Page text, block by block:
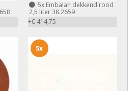
5xEmbalan dekkend rood
2,5 liter 38.2659
+€ 414,75
5x